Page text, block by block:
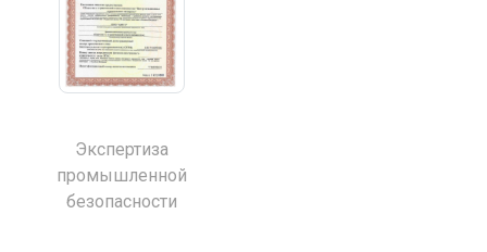
Экспертиза
промышленной
безопасности